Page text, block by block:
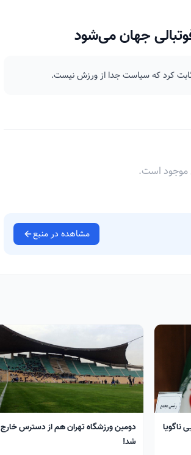
جهان می‌شود
ثابت کرد که سیاست جدا از ورزش نیست.
موجود است.
مشاهده در منبع
ناگویا
دومین ورزشگاه تهران هم از دسترس خارج
شد!